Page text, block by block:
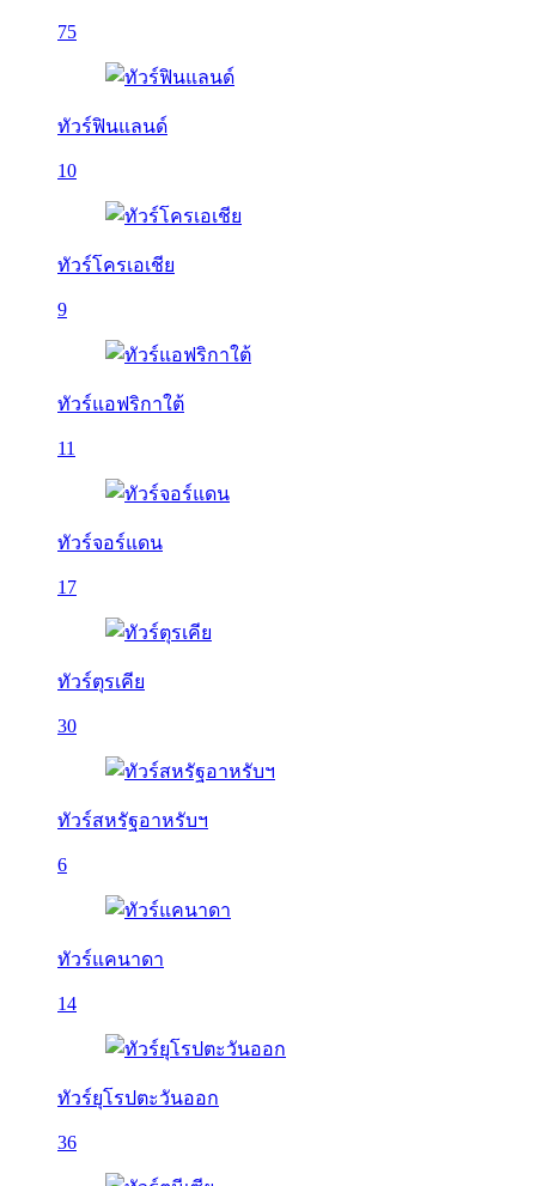
75
ทัวร์ฟินแลนด์
10
ทัวร์โครเอเชีย
9
ทัวร์แอฟริกาใต้
11
ทัวร์จอร์แดน
17
ทัวร์ตุรเคีย
30
ทัวร์สหรัฐอาหรับฯ
6
ทัวร์แคนาดา
14
ทัวร์ยุโรปตะวันออก
36